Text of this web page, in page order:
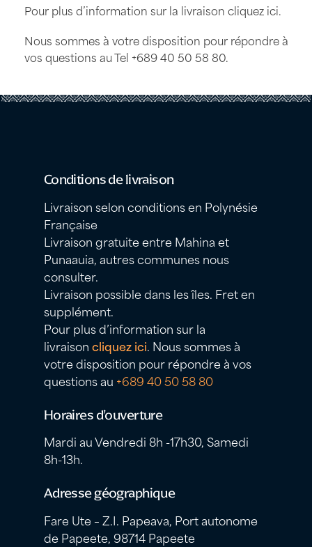
Pour plus d’information sur la livraisoncliquez ici.
Nous sommes à votre disposition pour répondre à
vos questions au Tel +689 40 50 58 80.
Conditions de livraison
Livraison selon conditions en Polynésie
Française
Livraison gratuite entre Mahina et
Punaauia, autres communes nous
consulter.
Livraison possible dans les îles. Fret en
supplément.
Pour plus d’information sur la
livraisoncliquez ici. Nous sommes à
votre disposition pour répondre à vos
questions au +689 40 50 58 80
Horaires d’ouverture
Mardi au Vendredi 8h -17h30, Samedi
8h-13h.
Adresse géographique
Fare Ute – Z.I. Papeava, Port autonome
de Papeete, 98714 Papeete